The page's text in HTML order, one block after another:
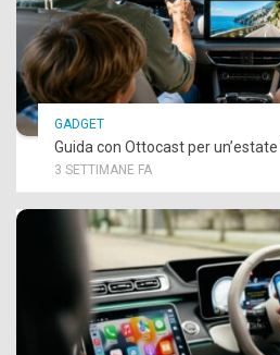
GADGET
Guida con Ottocast per
3 SETTIMANE FA